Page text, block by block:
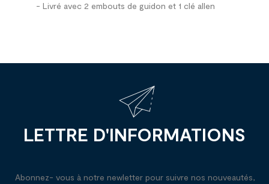
- Livré avec 2 embouts de guidon et 1 clé allen
LETTRE D'INFORMATIONS
Abonnez- vous à notre newletter pour suivre nos nouveautés,